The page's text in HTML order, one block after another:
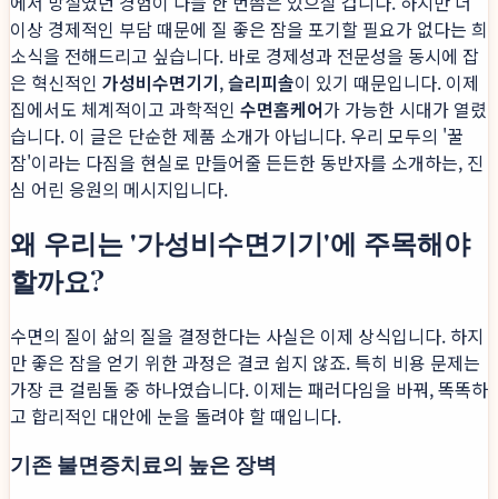
이상 경제적인 부담 때문에 질 좋은 잠을 포기할 필요가 없다는 희
소식을 전해드리고 싶습니다. 바로 경제성과 전문성을 동시에 잡
은 혁신적인 가성비수면기기,슬리피솔이 있기 때문입니다. 이제
집에서도 체계적이고 과학적인 수면홈케어가 가능한 시대가 열렸
습니다. 이 글은 단순한 제품 소개가 아닙니다. 우리 모두의 '꿀
잠'이라는 다짐을 현실로 만들어줄 든든한 동반자를 소개하는, 진
심 어린 응원의 메시지입니다.
왜 우리는 '가성비수면기기'에 주목해야
할까요?
수면의 질이 삶의 질을 결정한다는 사실은 이제 상식입니다. 하지
만 좋은 잠을 얻기 위한 과정은 결코 쉽지 않죠. 특히 비용 문제는
가장 큰 걸림돌 중 하나였습니다. 이제는 패러다임을 바꿔, 똑똑하
고 합리적인 대안에 눈을 돌려야 할 때입니다.
기존 불면증치료의 높은 장벽